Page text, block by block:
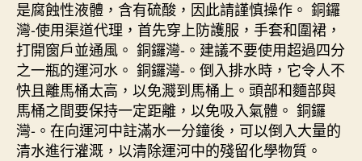
是腐蝕性液體，含有硫酸，因此請謹慎操作。 銅鑼
灣-使用渠道代理，首先穿上防護服，手套和圍裙，
打開窗戶並通風。 銅鑼灣-。建議不要使用超過四分
之一瓶的運河水。 銅鑼灣-。倒入排水時，它令人不
快且離馬桶太高，以免濺到馬桶上。頭部和麵部與
馬桶之間要保持一定距離，以免吸入氣體。 銅鑼
灣-。在向運河中註滿水一分鐘後，可以倒入大量的
清水進行灌溉，以清除運河中的殘留化學物質。